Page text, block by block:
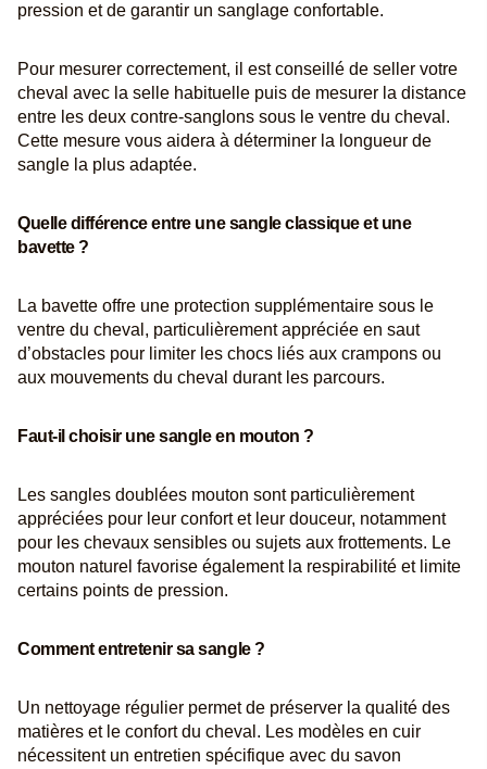
pression et de garantir un sanglage confortable.
Pour mesurer correctement, il est conseillé de seller votre
cheval avec la selle habituelle puis de mesurer la distance
entre les deux contre-sanglons sous le ventre du cheval.
Cette mesure vous aidera à déterminer la longueur de
sangle la plus adaptée.
Quelle différence entre une sangle classique et une
bavette ?
La bavette offre une protection supplémentaire sous le
ventre du cheval, particulièrement appréciée en saut
d’obstacles pour limiter les chocs liés aux crampons ou
aux mouvements du cheval durant les parcours.
Faut-il choisir une sangle en mouton ?
Les sangles doublées mouton sont particulièrement
appréciées pour leur confort et leur douceur, notamment
pour les chevaux sensibles ou sujets aux frottements. Le
mouton naturel favorise également la respirabilité et limite
certains points de pression.
Comment entretenir sa sangle ?
Un nettoyage régulier permet de préserver la qualité des
matières et le confort du cheval. Les modèles en cuir
nécessitent un entretien spécifique avec du savon